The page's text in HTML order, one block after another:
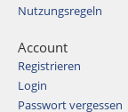
Nutzungsregeln
Account
Registrieren
Login
Passwort vergessen